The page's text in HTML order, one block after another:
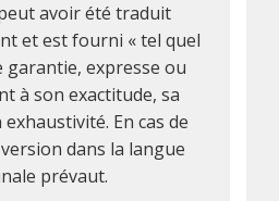
avoir été traduit
et est fourni « tel quel
garantie, expresse ou
à son exactitude, sa
En cas de
dans la langue
prévaut.